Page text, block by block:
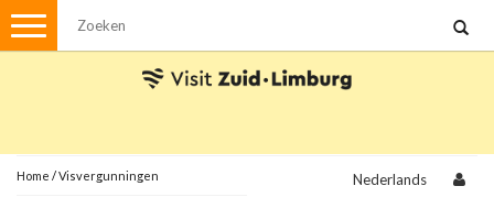
Menu
Met de auto
Home /Visvergunningen Nederlands